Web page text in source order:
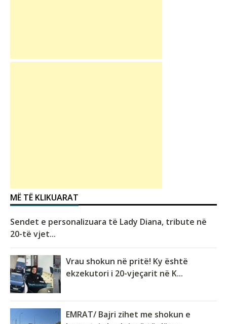
MË TË KLIKUARAT
Sendet e personalizuara të Lady Diana, tribute në
20-të vjet...
Vrau shokun në pritë! Ky është
ekzekutori i 20-vjeçarit në K...
EMRAT/ Bajri zihet me shokun e